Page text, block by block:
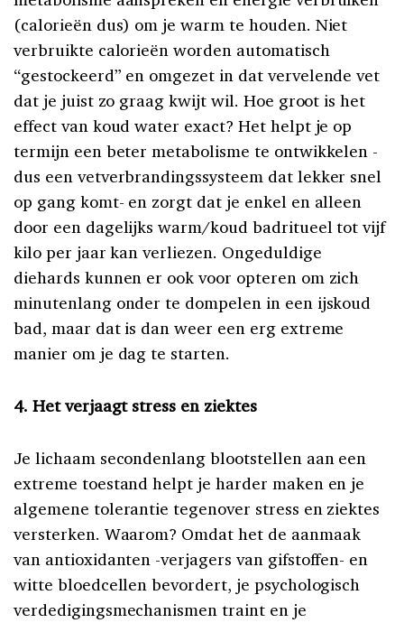
(calorieën dus) om je warm te houden. Niet
verbruikte calorieën worden automatisch
“gestockeerd” en omgezet in dat vervelende vet
dat je juist zo graag kwijt wil. Hoe groot is het
effect van koud water exact? Het helpt je op
termijn een beter metabolisme te ontwikkelen -
dus een vetverbrandingssysteem dat lekker snel
op gang komt- en zorgt dat je enkel en alleen
door een dagelijks warm/koud badritueel tot vijf
kilo per jaar kan verliezen. Ongeduldige
diehards kunnen er ook voor opteren om zich
minutenlang onder te dompelen in een ijskoud
bad, maar dat is dan weer een erg extreme
manier om je dag te starten.
4. Het verjaagt stress en ziektes
Je lichaam secondenlang blootstellen aan een
extreme toestand helpt je harder maken en je
algemene tolerantie tegenover stress en ziektes
versterken. Waarom? Omdat het de aanmaak
van antioxidanten -verjagers van gifstoffen- en
witte bloedcellen bevordert, je psychologisch
verdedigingsmechanismen traint en je